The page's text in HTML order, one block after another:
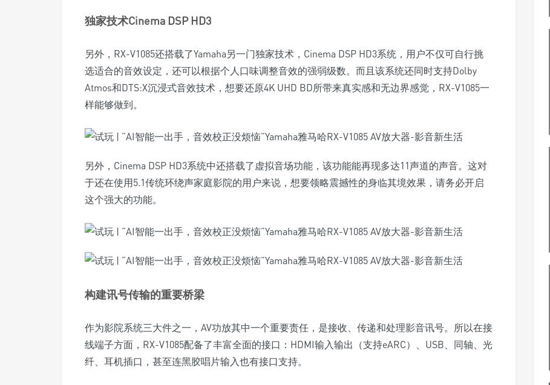
独家技术Cinema DSP HD3
另外，RX-V1085还搭载了Yamaha另一门独家技术，Cinema DSP HD3系统，用户不仅可自行挑
选适合的音效设定，还可以根据个人口味调整音效的强弱级数。而且该系统还同时支持Dolby
Atmos和DTS:X沉浸式音效技术，想要还原4K UHD BD所带来真实感和无边界感觉，RX-V1085一
样能够做到。
另外，Cinema DSP HD3系统中还搭载了虚拟音场功能，该功能能再现多达11声道的声音。这对
于还在使用5.1传统环绕声家庭影院的用户来说，想要领略震撼性的身临其境效果，请务必开启
这个强大的功能。
构建讯号传输的重要桥梁
作为影院系统三大件之一，AV功放其中一个重要责任，是接收、传递和处理影音讯号。所以在接
线端子方面，RX-V1085配备了丰富全面的接口：HDMI输入输出（支持eARC）、USB、同轴、光
纤、耳机插口，甚至连黑胶唱片输入也有接口支持。